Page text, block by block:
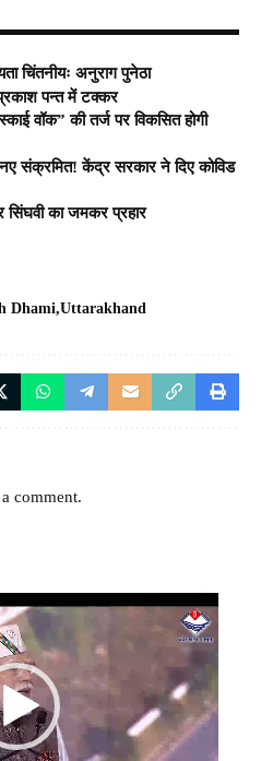
चिंतनीयः अनुराग पुनेठा
पन्त में टक्कर
वॉक” की तर्ज पर विकसित होगी
संक्रमित! केंद्र सरकार ने दिए कोविड
स‌िंघवी का जमकर प्रहार
Dhami Uttarakhand
comment.